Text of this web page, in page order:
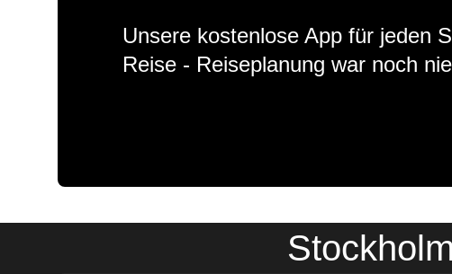
Unsere kostenlose App für jeden
Reise - Reiseplanung war noch